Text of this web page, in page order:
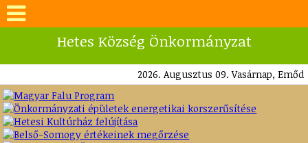
Hetes Község Önkormányzat
2026. Augusztus 09. Vasárnap, Emőd